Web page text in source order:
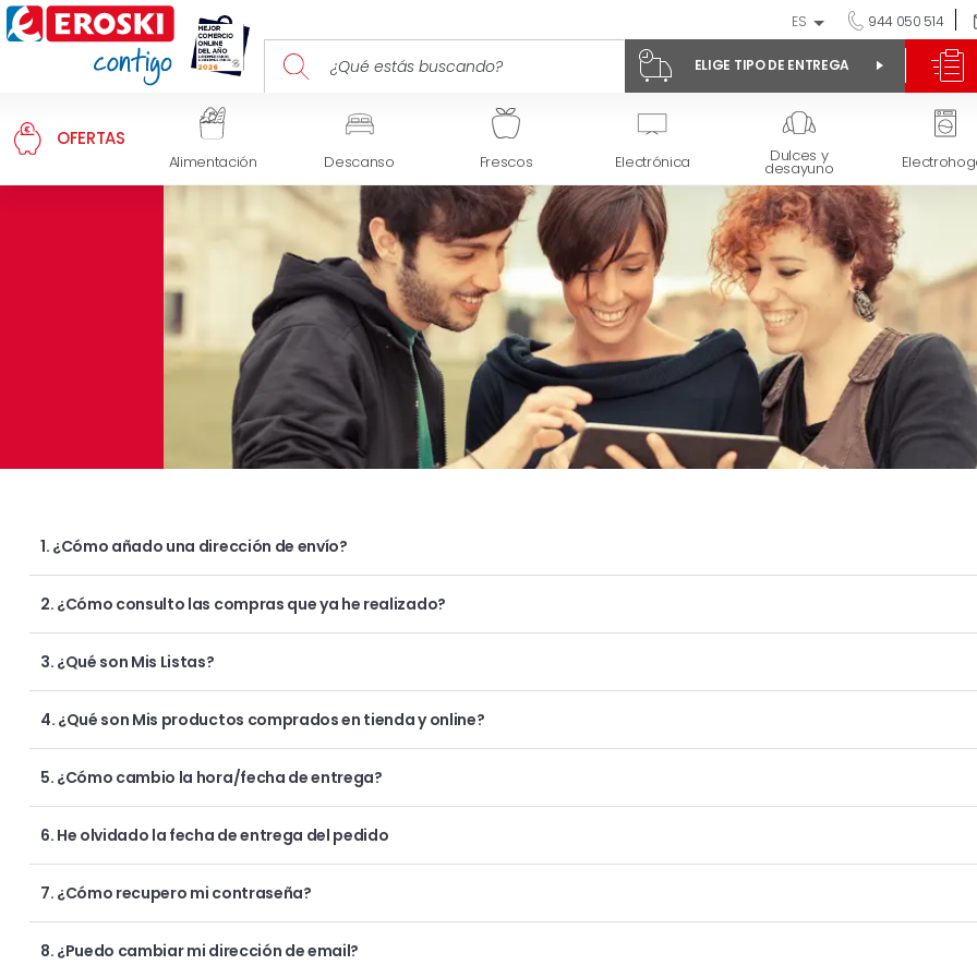
ES 944 050 514
ELIGE TIPO DE ENTREGA
OFERTAS
Alimentación Descanso Frescos Electrónica Dulces y
desayuno
1. ¿Cómo añado una dirección de envío?
2. ¿Cómo consulto las compras que ya he realizado?
3. ¿Qué son Mis Listas?
4. ¿Qué son Mis productos comprados en tienda y online?
5. ¿Cómo cambio la hora/fecha de entrega?
6. He olvidado la fecha de entrega del pedido
7. ¿Cómo recupero mi contraseña?
8. ¿Puedo cambiar mi dirección de email?